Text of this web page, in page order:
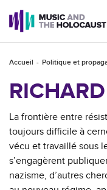
Accueil Politique et
La frontière entre
toujours difficile à
vécu et travaillé sous
s’engagèrent
nazisme, d’autres